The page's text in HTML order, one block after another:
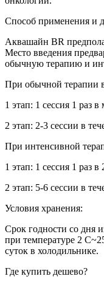
Способ применения и
Аквашайн BR
Место введения
обычную терапию и
При обычной терапии
1 этап: 1 сессия 1 раз
2 этап: 2-3 сессии в
При интенсивной
1 этап: 1 сессия 1 раз
2 этап: 5-6 сессии в
Условия хранения:
Срок годности со дня
при температуре 2
суток в холодильнике.
Где купить дешево?